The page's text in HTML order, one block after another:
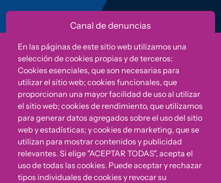
Canal de denuncias
CONVIVE Fundación Cepaim 2026© | All rights reserved
Política de Privacidad Política de Cookies Aviso Legal
En las páginas de este sitio web utilizamos una
selección de cookies propias y de terceros:
Cookies esenciales, que son necesarias para
utilizar el sitio web; cookies funcionales, que
proporcionan una mayor facilidad de uso al utilizar
el sitio web; cookies de rendimiento, que utilizamos
para generar datos agregados sobre el uso del sitio
web y estadísticas; y cookies de marketing, que se
utilizan para mostrar contenidos y publicidad
relevantes. Si elige "ACEPTAR TODAS", acepta el
uso de todas las cookies. Puede aceptar y rechazar
tipos individuales de cookies y revocar su